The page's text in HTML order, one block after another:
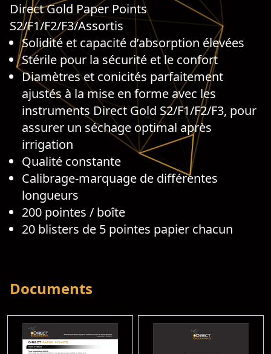
Direct Gold Paper Points
S2/F1/F2/F3/Assortis
Solidité et capacité d’absorption élevées
Stérile pour la sécurité et le confort
Diamètres et conicités parfaitement
ajustés à la mise en forme avec les
instruments Direct Gold S2/F1/F2/F3, pour
assurer un séchage optimal après
irrigation
Qualité constante
Calibrage-marquage de différentes
longueurs
200 pointes / boîte
20 blisters de 5 pointes papier chacun
Documents